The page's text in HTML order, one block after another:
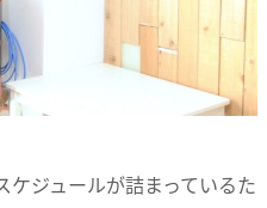
ジュールが詰まっているた